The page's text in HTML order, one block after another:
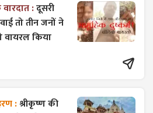
:दूसरी
तो तीन जनों ने
वायरल किया
:श्रीकृष्ण की